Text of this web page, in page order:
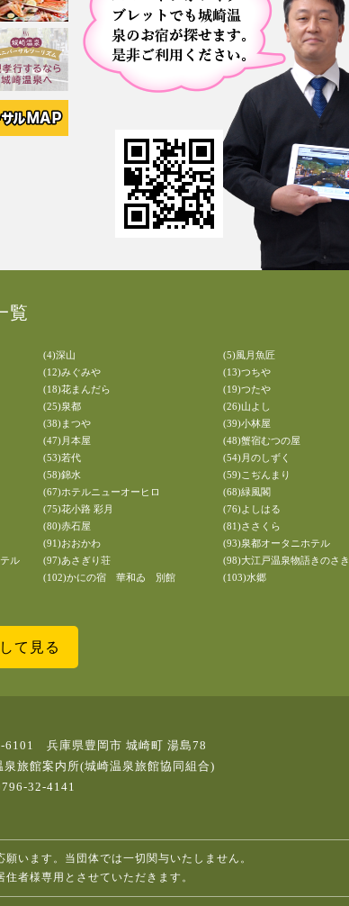
覧
(4)深山
(5)風月魚匠
(12)みぐみや
(13)つちや
(18)花まんだら
(19)つたや
(25)泉都
(26)山よし
(38)まつや
(39)小林屋
(47)月本屋
(48)蟹宿むつの屋
(53)若代
(54)月のしずく
(58)錦水
(59)こぢんまり
(67)ホテルニューオーヒロ
(68)緑風閣
(75)花小路 彩月
(76)よしはる
(80)赤石屋
(81)ささくら
(91)おおかわ
(93)泉都オータニホテル
ル (97)あさぎり荘
(98)大江戸温泉物語きのさき
(102)かにの宿 華和ゐ 別館
(103)水郷
て見る
6101 兵庫県豊岡市 城崎町 湯島78
泉旅館案内所(城崎温泉旅館協同組合)
32-4141
います。当団体では一切関与いたしません。
者様専用とさせていただきます。